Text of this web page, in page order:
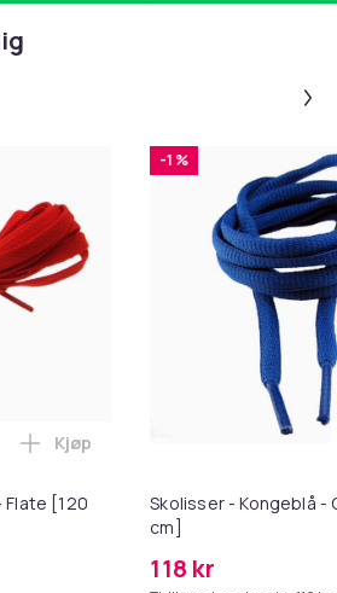
[120
Legg Skolisser til joggesko -
Kjøp
-1 %
Skolisser - Kongeblå -
cm]
118 kr